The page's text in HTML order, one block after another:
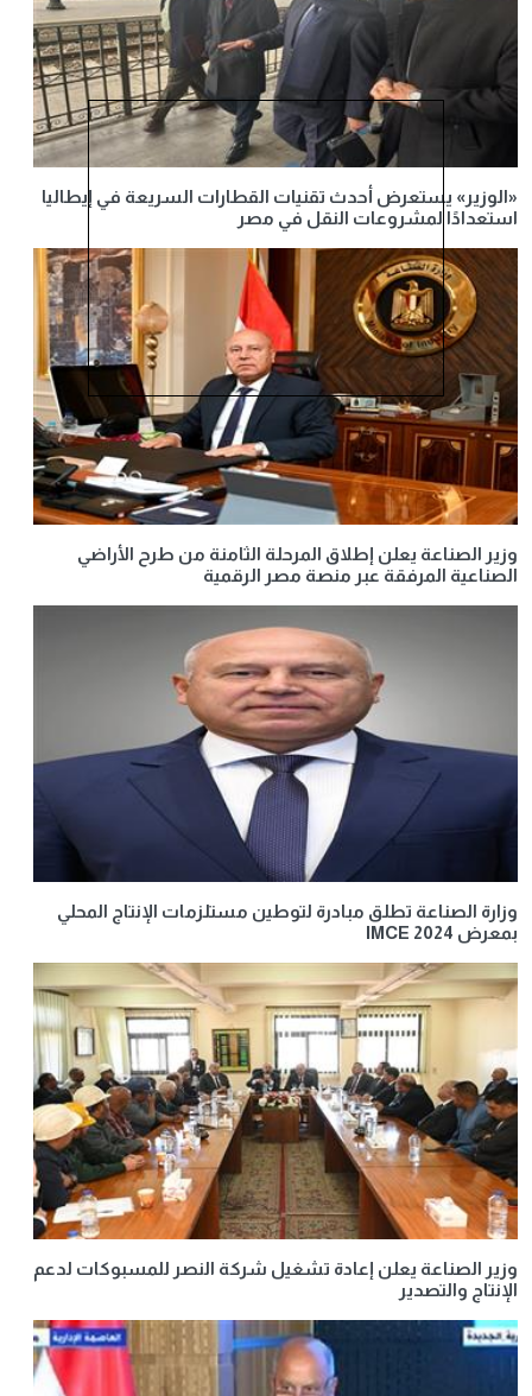
«الوزير» يستعرض أحدث تقنيات القطارات السريعة في إيطاليا
استعدادًا لمشروعات النقل في مصر
وزير الصناعة يعلن إطلاق المرحلة الثامنة من طرح الأراضي
الصناعية المرفقة عبر منصة مصر الرقمية
وزارة الصناعة تطلق مبادرة لتوطين مستلزمات الإنتاج المحلي
بمعرض IMCE 2024
وزير الصناعة يعلن إعادة تشغيل شركة النصر للمسبوكات لدعم
الإنتاج والتصدير